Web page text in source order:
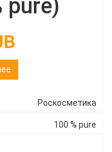
pure)
Роскосметика
100 % pure